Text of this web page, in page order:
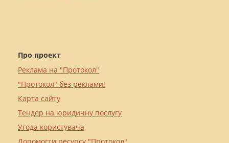
Про проект
Реклама на "Протокол"
"Протокол" без реклами!
Карта сайту
Тендер на юридичну послугу
Угода користувача